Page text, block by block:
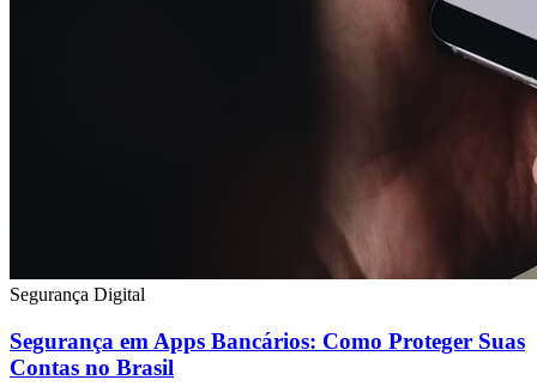
Segurança Digital
Segurança em Apps Bancários: Como Proteger Suas
Contas no Brasil